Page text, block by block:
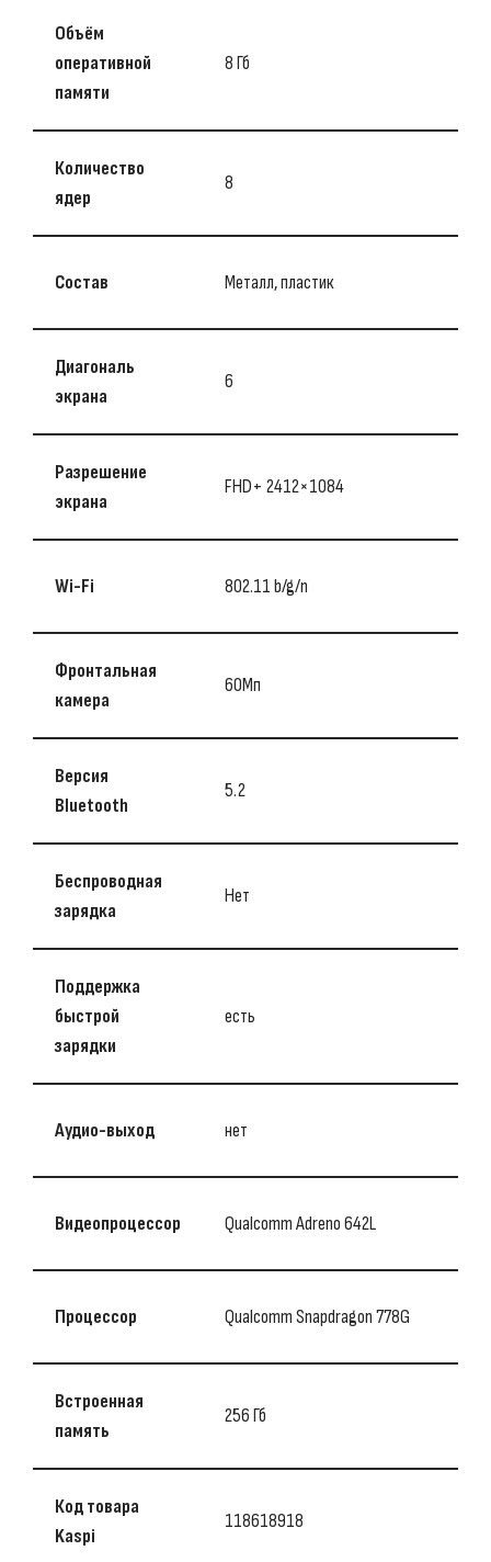
Объём
оперативной
памяти
8 Гб
Количество
ядер
8
Состав Металл, пластик
Диагональ
экрана
6
Разрешение
экрана
FHD+ 2412×1084
Wi-Fi 802.11 b/g/n
Фронтальная
камера
60Мп
Версия
Bluetooth
5.2
Беспроводная
зарядка
Нет
Поддержка
быстрой
зарядки
есть
Аудио-выход нет
Видеопроцессор Qualcomm Adreno 642L
Процессор Qualcomm Snapdragon 778G
Встроенная
память
256 Гб
Код товара
Kaspi
118618918